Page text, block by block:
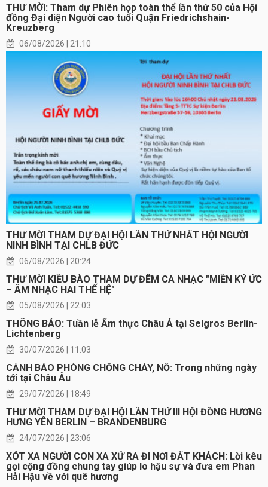
THƯ MỜI: Tham dự Phiên họp toàn thể lần thứ 50 của Hội
đồng Đại diện Người cao tuổi Quận Friedrichshain-
Kreuzberg
06/08/2026 | 21:10
THƯ MỜI THAM DỰ ĐẠI HỘI LẦN THỨ NHẤT HỘI NGƯỜI
NINH BÌNH TẠI CHLB ĐỨC
06/08/2026 | 20:24
THƯ MỜI KIỀU BÀO THAM DỰ ĐÊM CA NHẠC "MIỀN KÝ ỨC
– ÂM NHẠC HAI THẾ HỆ"
05/08/2026 | 22:03
THÔNG BÁO: Tuần lễ Ẩm thực Châu Á tại Selgros Berlin-
Lichtenberg
30/07/2026 | 11:03
CẢNH BÁO PHÒNG CHỐNG CHÁY, NỔ: Trong những ngày
tới tại Châu Âu
29/07/2026 | 18:49
THƯ MỜI THAM DỰ ĐẠI HỘI LẦN THỨ III HỘI ĐỒNG HƯƠNG
HƯNG YÊN BERLIN – BRANDENBURG
24/07/2026 | 23:06
XÓT XA NGƯỜI CON XA XỨ RA ĐI NƠI ĐẤT KHÁCH: Lời kêu
gọi cộng đồng chung tay giúp lo hậu sự và đưa em Phan
Hải Hậu về với quê hương